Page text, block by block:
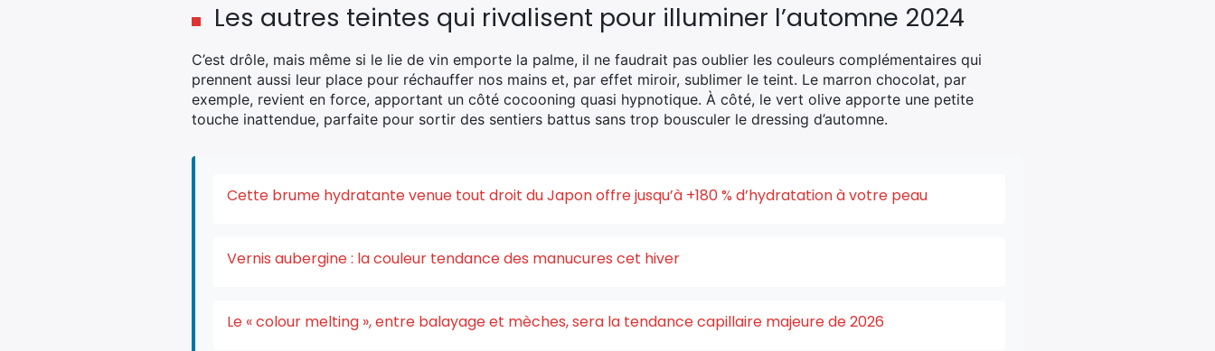
Les autres teintes qui rivalisent pour illuminer l’automne 2024
C’est drôle, mais même si le lie de vin emporte la palme, il ne faudrait pas oublier les couleurs complémentaires qui
prennent aussi leur place pour réchauffer nos mains et, par effet miroir, sublimer le teint. Le marron chocolat, par
exemple, revient en force, apportant un côté cocooning quasi hypnotique. À côté, le vert olive apporte une petite
touche inattendue, parfaite pour sortir des sentiers battus sans trop bousculer le dressing d’automne.
Cette brume hydratante venue tout droit du Japon offre jusqu’à +180 % d’hydratation à votre peau
Vernis aubergine : la couleur tendance des manucures cet hiver
Le « colour melting », entre balayage et mèches, sera la tendance capillaire majeure de 2026